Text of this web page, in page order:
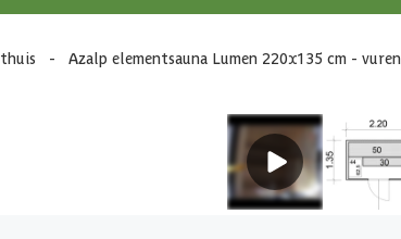
- Azalp elementsauna Lumen 220x135 cm - vuren